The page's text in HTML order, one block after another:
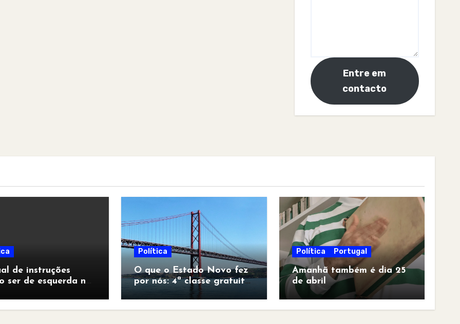
Entre em
contacto
de instruções
ser de esquerda no
Política
O que o Estado Novo fez
por nós: 4ª classe gratuita
para todos
Política Portugal
Amanhã também é dia 25
de abril